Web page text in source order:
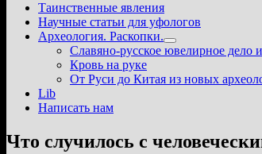
Таинственные явления
Научные статьи для уфологов
Археология. Раскопки.
Показать
подменю
Славяно-русское ювелирное дело
Кровь на руке
От Руси до Китая из новых
Lib
Написать нам
Что случилось с